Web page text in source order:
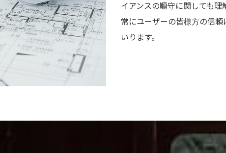
イアンスの順守に関しても理
常にユーザーの皆様方の信
いります。